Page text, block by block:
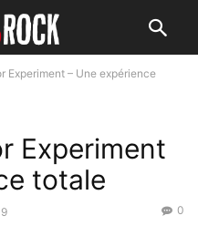
Experiment – Une expérience
Experiment
totale
0